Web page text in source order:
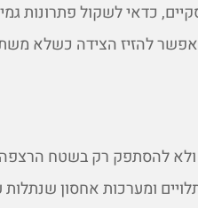
כדאי לשקול פתרונות
להזיז הצידה כשלא
להסתפק רק בשטח
ומערכות אחסון